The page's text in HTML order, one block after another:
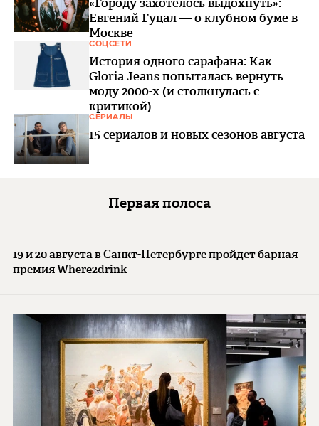
Евгений Гуцал — о клубном буме в
Москве
СОЦСЕТИ
История одного сарафана: Как
Gloria Jeans попыталась вернуть
моду 2000-х (и столкнулась с
критикой)
СЕРИАЛЫ
15 сериалов и новых сезонов августа
Первая полоса
19 и 20 августа в Санкт-Петербурге пройдет барная
премия Where2drink